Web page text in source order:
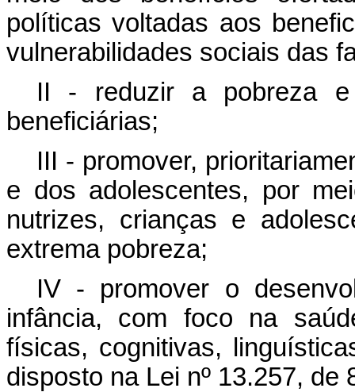
políticas voltadas aos
vulnerabilidades sociais das
II - reduzir a pobreza e
beneficiárias;
III - promover,
e dos adolescentes, por
nutrizes, crianças e
extrema pobreza;
IV - promover o
infância, com foco na
físicas, cognitivas,
disposto na Lei nº 13.257, de